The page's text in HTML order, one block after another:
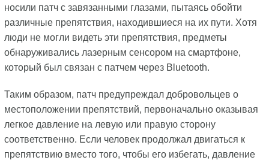
носили патч с завязанными глазами, пытаясь обойти
различные препятствия, находившиеся на их пути. Хотя
люди не могли видеть эти препятствия, предметы
обнаруживались лазерным сенсором на смартфоне,
который был связан с патчем через Bluetooth.
Таким образом, патч предупреждал добровольцев о
местоположении препятствий, первоначально оказывая
легкое давление на левую или правую сторону
соответственно. Если человек продолжал двигаться к
препятствию вместо того, чтобы его избегать, давление